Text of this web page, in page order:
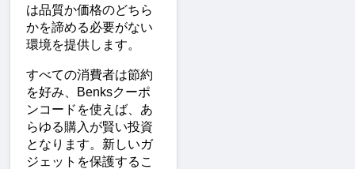
は品質か価格のどちら
かを諦める必要がない
環境を提供します。
すべての消費者は節約
を好み、Benksクーポ
ンコードを使えば、あ
らゆる購入が賢い投資
となります。新しいガ
ジェットを保護するこ